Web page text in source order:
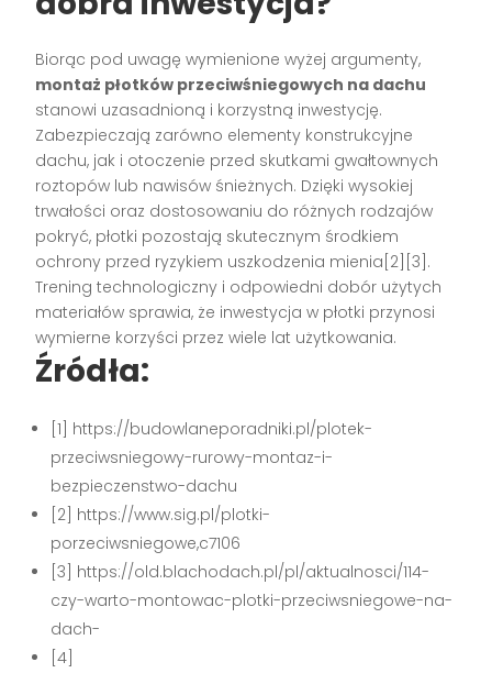
Biorąc pod uwagę wymienione wyżej argumenty,
montaż płotków przeciwśniegowych na dachu
stanowi uzasadnioną i korzystną inwestycję.
Zabezpieczają zarówno elementy konstrukcyjne
dachu, jak i otoczenie przed skutkami gwałtownych
roztopów lub nawisów śnieżnych. Dzięki wysokiej
trwałości oraz dostosowaniu do różnych rodzajów
pokryć, płotki pozostają skutecznym środkiem
ochrony przed ryzykiem uszkodzenia mienia[2][3].
Trening technologiczny i odpowiedni dobór użytych
materiałów sprawia, że inwestycja w płotki przynosi
wymierne korzyści przez wiele lat użytkowania.
Źródła:
[1] https://budowlaneporadniki.pl/plotek-
przeciwsniegowy-rurowy-montaz-i-
bezpieczenstwo-dachu
[2] https://www.sig.pl/plotki-
porzeciwsniegowe,c7106
[3] https://old.blachodach.pl/pl/aktualnosci/114-
czy-warto-montowac-plotki-przeciwsniegowe-na-
dach-
[4]